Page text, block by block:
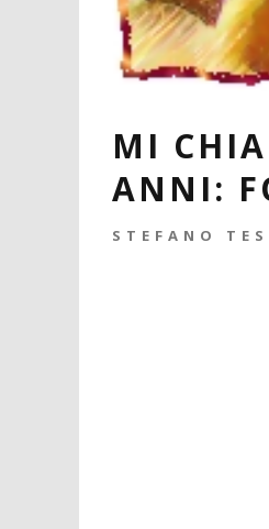
MI
ANNI:
STEFANO